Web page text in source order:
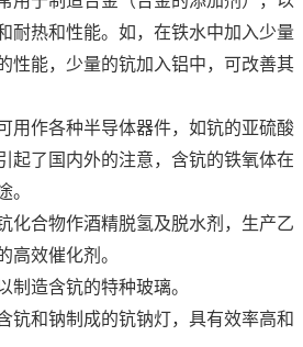
耐热和性能。如，在铁水中加入少量
性能，少量的钪加入铝中，可改善其
作各种半导体器件，如钪的亚硫酸
起了国内外的注意，含钪的铁氧体在
。
合物作酒精脱氢及脱水剂，生产乙
高效催化剂。
造含钪的特种玻璃。
和钠制成的钪钠灯，具有效率高和